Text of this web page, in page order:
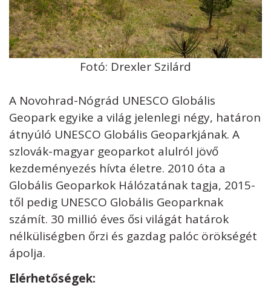
Fotó: Drexler Szilárd
A Novohrad-Nógrád UNESCO Globális
Geopark egyike a világ jelenlegi négy, határon
átnyúló UNESCO Globális Geoparkjának. A
szlovák-magyar geoparkot alulról jövő
kezdeményezés hívta életre. 2010 óta a
Globális Geoparkok Hálózatának tagja, 2015-
től pedig UNESCO Globális Geoparknak
számít. 30 millió éves ősi világát határok
nélküliségben őrzi és gazdag palóc örökségét
ápolja.
Elérhetőségek: